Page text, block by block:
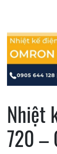
Nhiệt
720 –